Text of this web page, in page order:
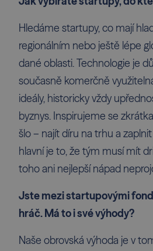
Hledáme startupy, co mají
regionálním nebo ještě lépe
dané oblasti. Technologie je
současně komerčně
ideály, historicky vždy
byznys. Inspirujeme se
šlo – najít díru na trhu a
hlavní je to, že tým musí mít
toho ani nejlepší nápad
Jste mezi startupovými
hráč. Má to i své výhody?
Naše obrovská výhoda je v